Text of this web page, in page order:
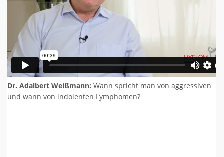
Dr. Adalbert Weißmann: Wann spricht man von aggressiven
und wann von indolenten Lymphomen?